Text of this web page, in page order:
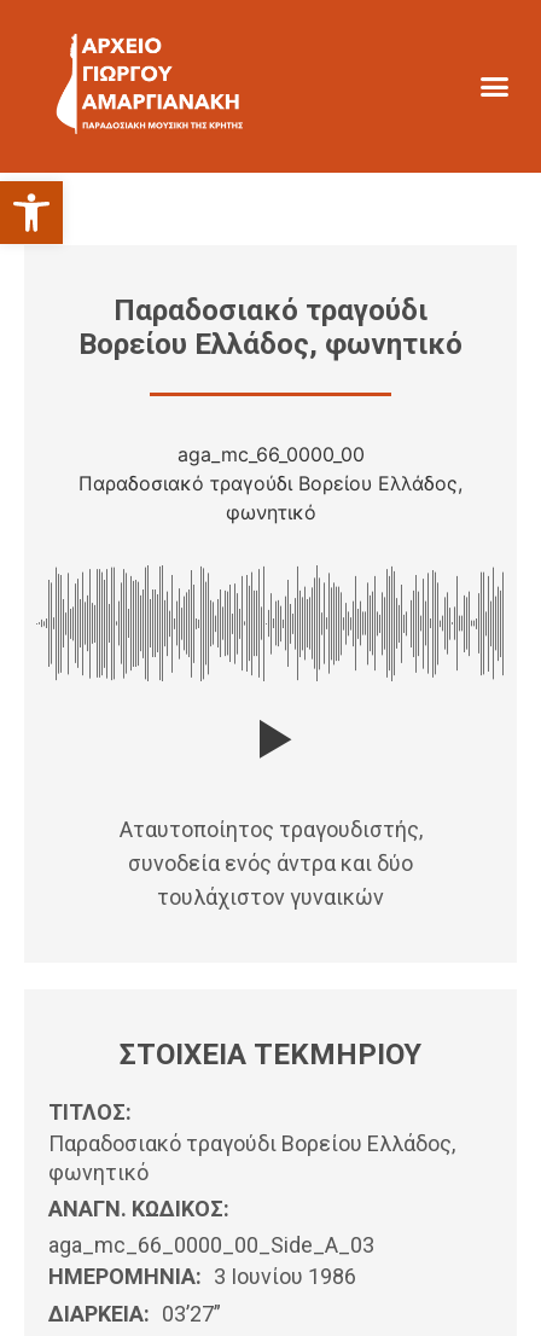
Ανοίξτε τη γραμμή εργαλείων
Παραδοσιακό τραγούδι
Βορείου Ελλάδος, φωνητικό
aga_mc_66_0000_00
Παραδοσιακό τραγούδι Βορείου Ελλάδος,
φωνητικό
Αταυτοποίητος τραγουδιστής,
συνοδεία ενός άντρα και δύο
τουλάχιστον γυναικών
ΣΤΟΙΧΕΙΑ ΤΕΚΜΗΡΙΟΥ
ΤΙΤΛΟΣ:
Παραδοσιακό τραγούδι Βορείου Ελλάδος,
φωνητικό
ΑΝΑΓΝ. ΚΩΔΙΚΟΣ:
aga_mc_66_0000_00_Side_A_03
ΗΜΕΡΟΜΗΝΊΑ: 3 Ιουνίου 1986
ΔΙΑΡΚΕΙΑ: 03’27”